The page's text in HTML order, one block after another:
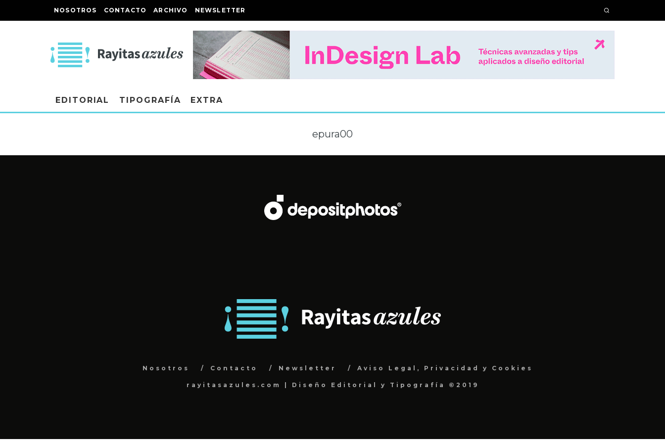
NOSOTROS CONTACTO ARCHIVO NEWSLETTER
EDITORIAL TIPOGRAFÍA EXTRA
epura00
Nosotros Contacto Newsletter Aviso Legal, Privacidad y Cookies
rayitasazules.com | Diseño Editorial y Tipografía ©2019